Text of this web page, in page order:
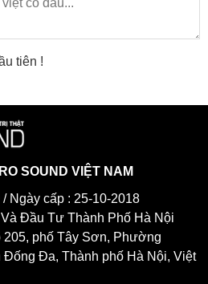
tiên !
SOUND VIỆT NAM
Ngày cấp : 25-10-2018
Đầu Tư Thành Phố Hà Nội
205, phố Tây Sơn, Phường
Đa, Thành phố Hà Nội, Việt